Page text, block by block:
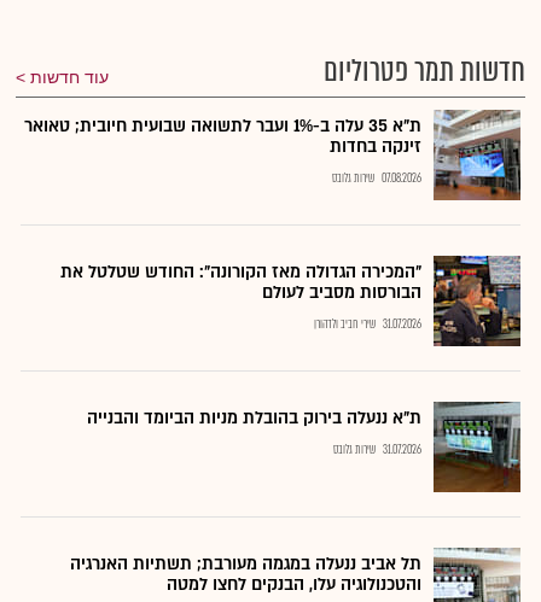
חדשות תמר פטרוליום עוד חדשות
ת"א 35 עלה ב-1% ועבר לתשואה שבועית חיובית; טאואר
זינקה בחדות
07.08.2026 שירות גלובס
"המכירה הגדולה מאז הקורונה": החודש שטלטל את
הבורסות מסביב לעולם
31.07.2026 שירי חביב ולדהורן
ת"א ננעלה בירוק בהובלת מניות הביומד והבנייה
31.07.2026 שירות גלובס
תל אביב ננעלה במגמה מעורבת; תשתיות האנרגיה
והטכנולוגיה עלו, הבנקים לחצו למטה